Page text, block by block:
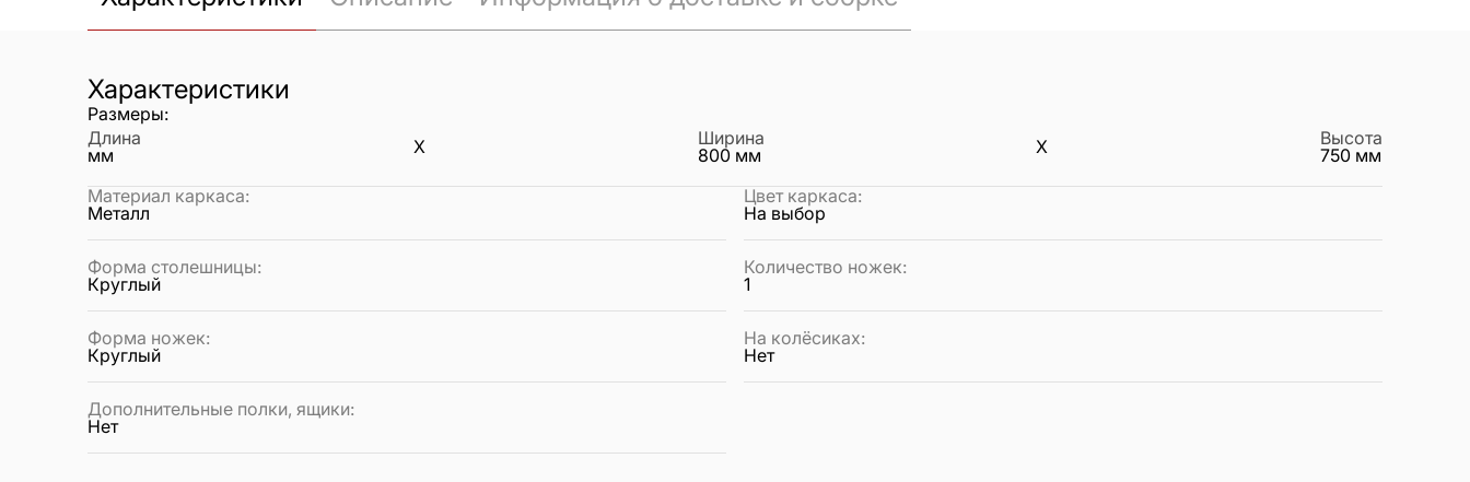
Характеристики
Размеры:
Длина
мм
X
Ширина
800 мм X
Высота
750 мм
Материал каркаса:
Металл
Цвет каркаса:
На выбор
Форма столешницы:
Круглый
Количество ножек:
1
Форма ножек:
Круглый
На колёсиках:
Нет
Дополнительные полки, ящики:
Нет